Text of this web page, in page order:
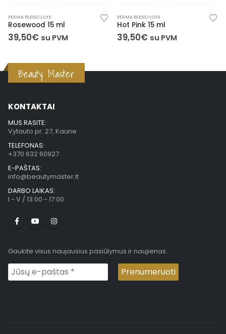
PERMA BLEND LUXE
Rosewood 15 ml
39,50€ su PVM
PERMA BLEND LUXE
Hot Pink 15 ml
39,50€ su PVM
Beauty Master
KONTAKTAI
MUS RASITE:
Vytauto pr. 27, Kaune
TELEFONAS:
+370 632 60927
E-PAŠTAS:
info@beautymaster.lt
DARBO LAIKAS:
I - V / 13:00 - 17:00
Gaukite visus naujausius pasiūlymus ir naujienas.